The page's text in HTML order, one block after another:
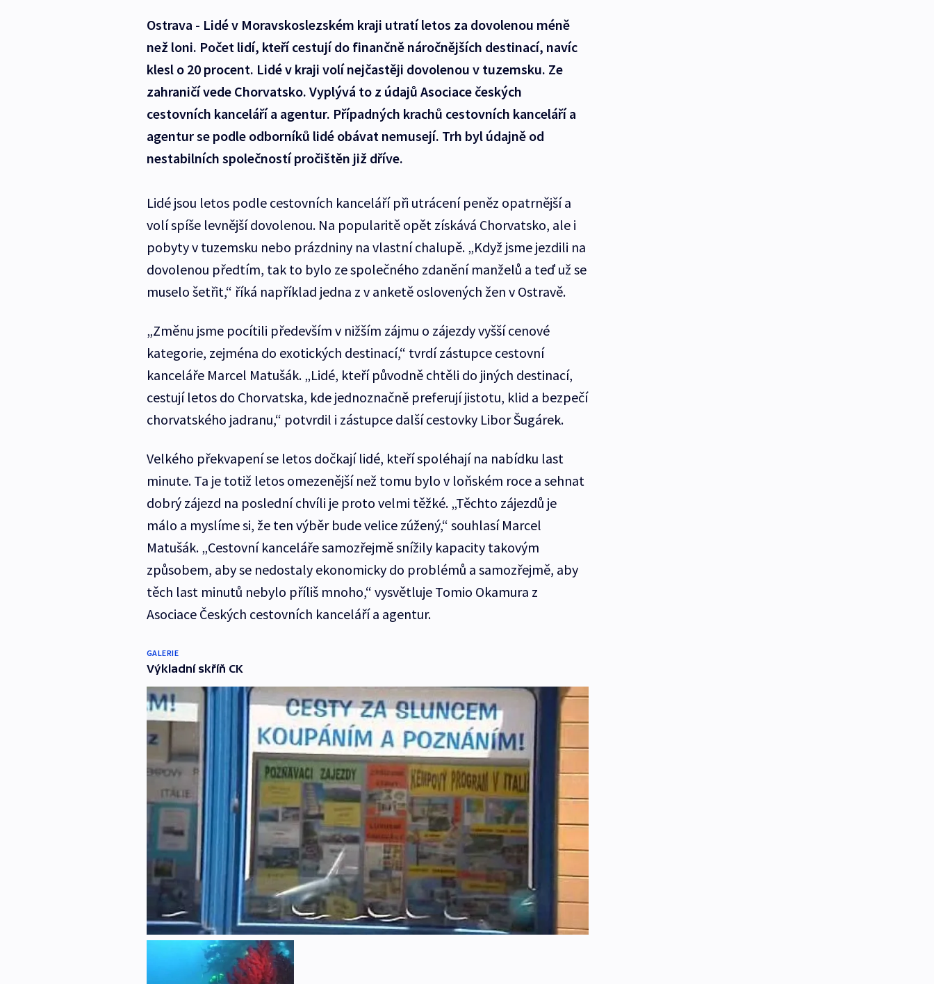
Ostrava - Lidé v Moravskoslezském kraji utratí letos za dovolenou méně
než loni. Počet lidí, kteří cestují do finančně náročnějších destinací, navíc
klesl o 20 procent. Lidé v kraji volí nejčastěji dovolenou v tuzemsku. Ze
zahraničí vede Chorvatsko. Vyplývá to z údajů Asociace českých
cestovních kanceláří a agentur. Případných krachů cestovních kanceláří a
agentur se podle odborníků lidé obávat nemusejí. Trh byl údajně od
nestabilních společností pročištěn již dříve.
Lidé jsou letos podle cestovních kanceláří při utrácení peněz opatrnější a
volí spíše levnější dovolenou. Na popularitě opět získává Chorvatsko, ale i
pobyty v tuzemsku nebo prázdniny na vlastní chalupě. „Když jsme jezdili na
dovolenou předtím, tak to bylo ze společného zdanění manželů a teď už se
muselo šetřit,“ říká například jedna z v anketě oslovených žen v Ostravě.
„Změnu jsme pocítili především v nižším zájmu o zájezdy vyšší cenové
kategorie, zejména do exotických destinací,“ tvrdí zástupce cestovní
kanceláře Marcel Matušák. „Lidé, kteří původně chtěli do jiných destinací,
cestují letos do Chorvatska, kde jednoznačně preferují jistotu, klid a bezpečí
chorvatského jadranu,“ potvrdil i zástupce další cestovky Libor Šugárek.
Velkého překvapení se letos dočkají lidé, kteří spoléhají na nabídku last
minute. Ta je totiž letos omezenější než tomu bylo v loňském roce a sehnat
dobrý zájezd na poslední chvíli je proto velmi těžké. „Těchto zájezdů je
málo a myslíme si, že ten výběr bude velice zúžený,“ souhlasí Marcel
Matušák. „Cestovní kanceláře samozřejmě snížily kapacity takovým
způsobem, aby se nedostaly ekonomicky do problémů a samozřejmě, aby
těch last minutů nebylo příliš mnoho,“ vysvětluje Tomio Okamura z
Asociace Českých cestovních kanceláří a agentur.
GALERIE
Výkladní skříň CK